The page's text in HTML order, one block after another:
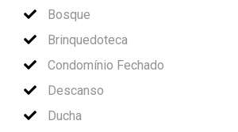
Bosque
Brinquedoteca
Condomínio Fechado
Descanso
Ducha